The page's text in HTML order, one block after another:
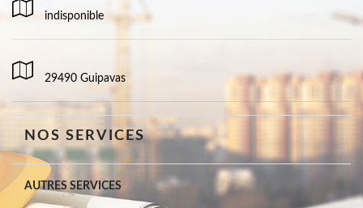
indisponible
29490 Guipavas
NOS SERVICES
AUTRES SERVICES